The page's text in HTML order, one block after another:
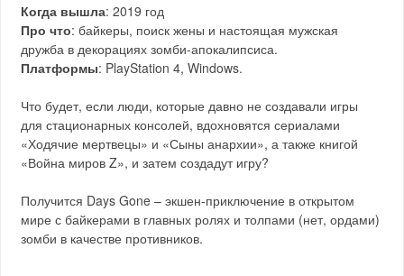
Когда вышла: 2019 год
Про что: байкеры, поиск жены и настоящая мужская
дружба в декорациях зомби-апокалипсиса.
Платформы: PlayStation 4, Windows.
Что будет, если люди, которые давно не создавали игры
для стационарных консолей, вдохновятся сериалами
«Ходячие мертвецы» и «Сыны анархии», а также книгой
«Война миров Z», и затем создадут игру?
Получится Days Gone – экшен-приключение в открытом
мире с байкерами в главных ролях и толпами (нет, ордами)
зомби в качестве противников.